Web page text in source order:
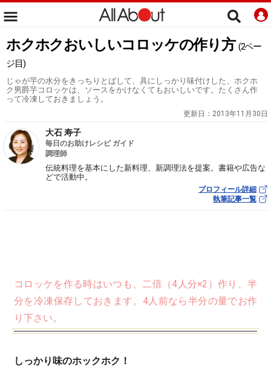
ホクホクおいしいコロッケの作り方 (2ペー
ジ目)
じゃが芋の水分をきっちりとばして、具にしっかり味付けした、ホクホ
ク男爵芋コロッケは、ソースをかけなくてもおいしいです。たくさん作
って冷凍しておきましょう。
更新日： 2013年11月30日
大石 寿子
毎日のお助けレシピ ガイド
調理師
伝統料理を基本にした新料理、新調理法を提案。書籍や広告な
どで活動中。
プロフィール詳細
執筆記事一覧
コロッケを作る時はいつも、二倍（4人分×2）作り、半
分を冷凍保存しておきます。4人前なら半分の量でお作
り下さい。
しっかり味のホックホク！